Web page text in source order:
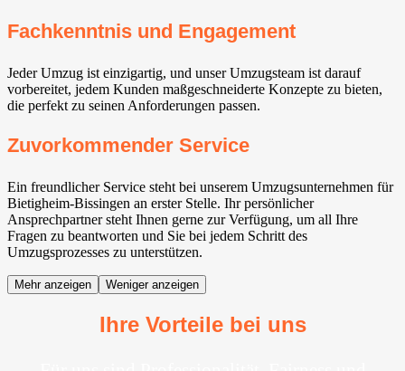
Fachkenntnis und Engagement
Jeder Umzug ist einzigartig, und unser Umzugsteam ist darauf
vorbereitet, jedem Kunden maßgeschneiderte Konzepte zu bieten,
die perfekt zu seinen Anforderungen passen.
Zuvorkommender Service
Ein freundlicher Service steht bei unserem Umzugsunternehmen für
Bietigheim-Bissingen⁠ an erster Stelle. Ihr persönlicher
Ansprechpartner steht Ihnen gerne zur Verfügung, um all Ihre
Fragen zu beantworten und Sie bei jedem Schritt des
Umzugsprozesses zu unterstützen.
Mehr anzeigen Weniger anzeigen
Ihre Vorteile bei uns